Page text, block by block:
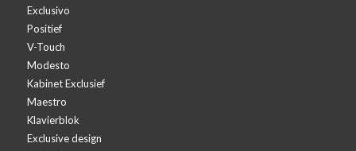
Exclusivo
Positief
V-Touch
Modesto
Kabinet Exclusief
Maestro
Klavierblok
Exclusive design